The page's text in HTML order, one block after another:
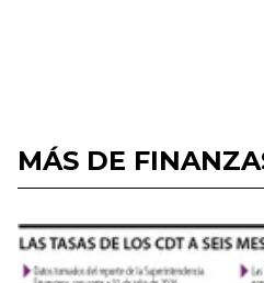
MÁS DE